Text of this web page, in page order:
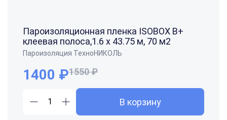
Пароизоляционная пленка ISOBOX В+
клеевая полоса,1.6 x 43.75 м, 70 м2
Пароизоляция ТехноНИКОЛЬ
1400 ₽1550 ₽
В корзину